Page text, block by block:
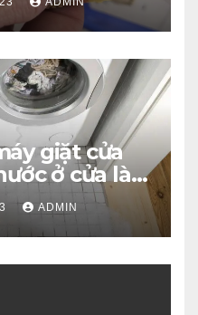
giặt cửa
ở cửa là
ADMIN